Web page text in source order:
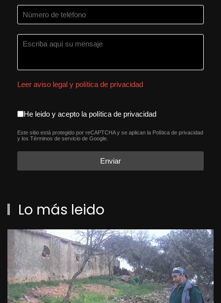
Leer aviso legal y política de privacidad
aceptacion política de
He leido y acepto la política de privacidad
reCAPTCHA*
Este sitio está protegido por reCAPTCHA y se aplican la Política de privacidad
y los Términos de servicio de Google.
Enviar
Lo más leido